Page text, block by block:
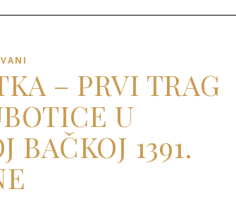
– PRVI TRAG
U
BAČKOJ 1391.